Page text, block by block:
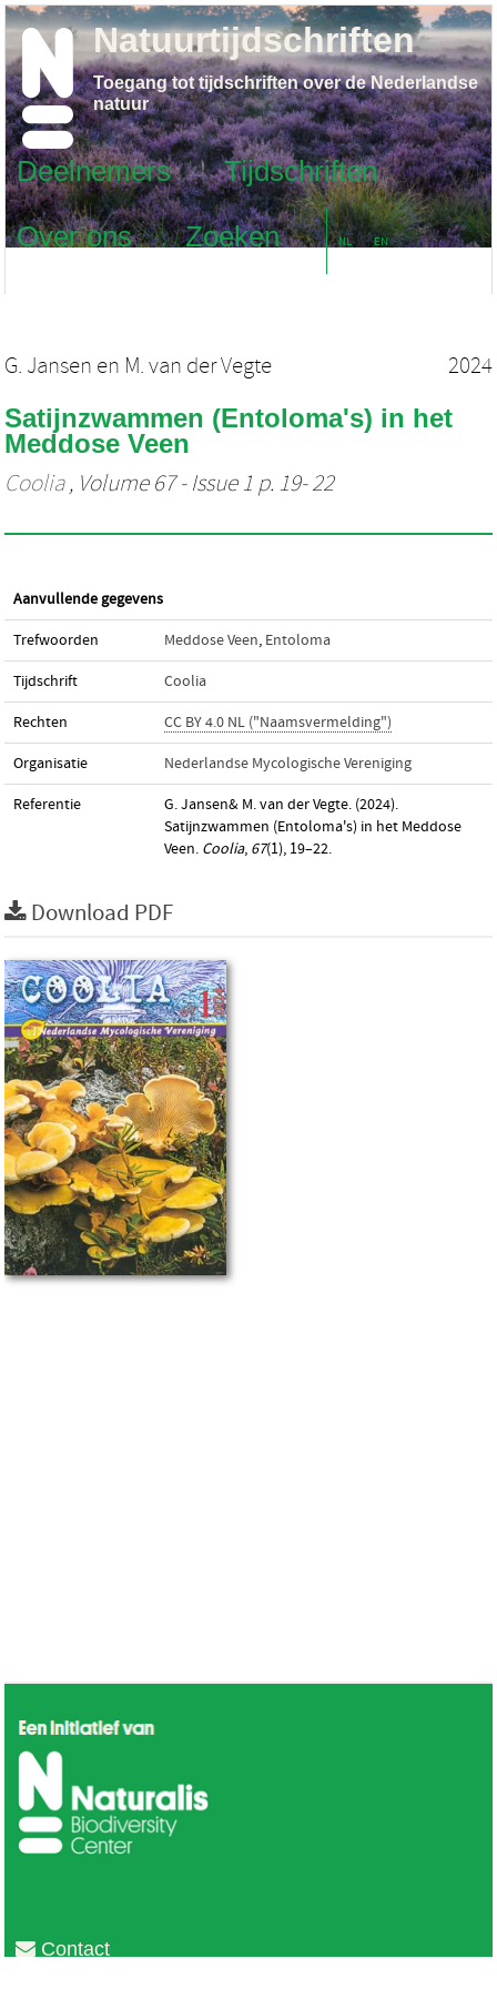
Deelnemers
Tijdschriften
Over ons
Zoeken NL EN
Natuurtijdschriften
Toegang tot tijdschriften over de Nederlandse
natuur
G. Jansen en M. van der Vegte 2024
Satijnzwammen (Entoloma's) in het
Meddose Veen
Coolia, Volume 67 - Issue 1 p. 19- 22
Aanvullende gegevens
Trefwoorden Meddose Veen, Entoloma
Tijdschrift Coolia
Rechten CC BY 4.0 NL ("Naamsvermelding")
Organisatie Nederlandse Mycologische Vereniging
Referentie
G. Jansen& M. van der Vegte. (2024).
Satijnzwammen (Entoloma's) in het Meddose
Veen. Coolia, 67(1), 19–22.
Download PDF
Contact